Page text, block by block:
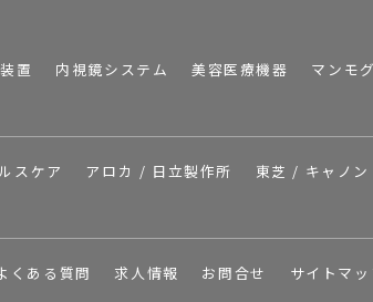
置 内視鏡システム 美容医療機器 マンモ
スケア アロカ / 日立製作所 東芝 / キャノン
くある質問 求人情報 お問合せ サイトマッ